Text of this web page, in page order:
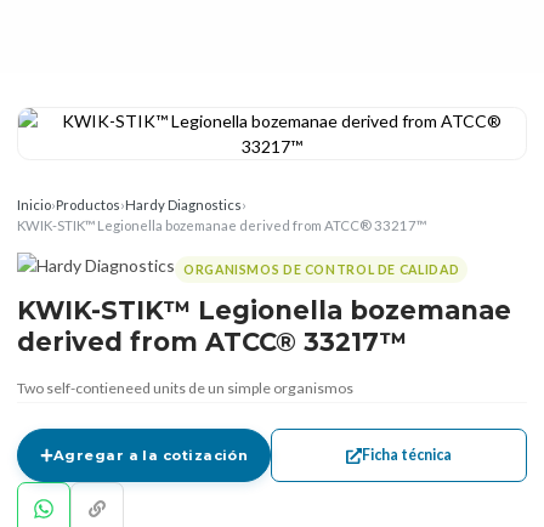
Inicio›Productos›Hardy Diagnostics›
KWIK-STIK™ Legionella bozemanae derived from ATCC® 33217™
ORGANISMOS DE CONTROL DE CALIDAD
KWIK-STIK™ Legionella bozemanae
derived from ATCC® 33217™
Two self-contieneed units de un simple organismos
Agregar a la cotización Ficha técnica